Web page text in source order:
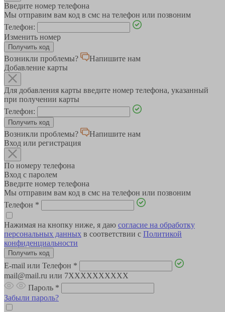
Введите номер телефона
Мы отправим вам код в смс на телефон или позвоним
Телефон:
Изменить номер
Возникли проблемы?
Напишите нам
Добавление карты
Для добавления карты введите номер телефона, указанный
при получении карты
Телефон:
Возникли проблемы?
Напишите нам
Вход или регистрация
По номеру телефона
Вход с паролем
Введите номер телефона
Мы отправим вам код в смс на телефон или позвоним
Телефон *
Нажимая на кнопку ниже, я даю согласие на обработку
персональных данных в соответствии с Политикой
конфиденциальности
E-mail или Телефон *
mail@mail.ru или 7XXXXXXXXXX
Пароль *
Забыли пароль?